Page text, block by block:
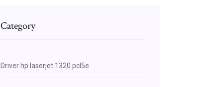
Category
Driver hp laserjet 1320 pcl5e